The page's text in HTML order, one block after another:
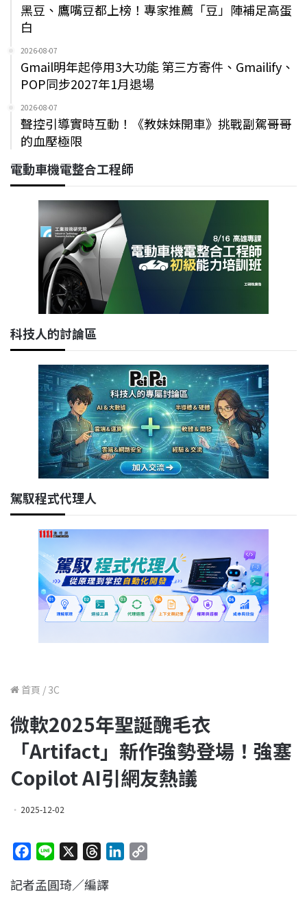
黑豆、鷹嘴豆都上榜！專家推薦「豆」陣補足高蛋
白
2026-08-07
Gmail明年起停用3大功能 第三方寄件、Gmailify、
POP同步2027年1月退場
2026-08-07
聲控引導實時互動！《教妹妹開車》挑戰副駕哥哥
的血壓極限
電動車機電整合工程師
科技人的討論區
駕馭程式代理人